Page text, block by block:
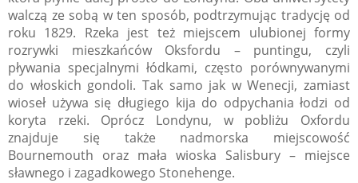
walczą ze sobą w ten sposób, podtrzymując tradycję od
roku 1829. Rzeka jest też miejscem ulubionej formy
rozrywki mieszkańców Oksfordu – puntingu, czyli
pływania specjalnymi łódkami, często porównywanymi
do włoskich gondoli. Tak samo jak w Wenecji, zamiast
wioseł używa się długiego kija do odpychania łodzi od
koryta rzeki. Oprócz Londynu, w pobliżu Oxfordu
znajduje się także nadmorska miejscowość
Bournemouth oraz mała wioska Salisbury – miejsce
sławnego i zagadkowego Stonehenge.